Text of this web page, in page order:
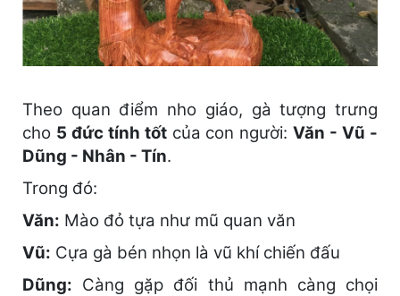
Theo quan điểm nho giáo, gà tượng trưng
cho 5 đức tính tốtcủa con người:Văn - Vũ -
Dũng - Nhân - Tín.
Trong đó:
Văn: Mào đỏ tựa như mũ quan văn
Vũ: Cựa gà bén nhọn là vũ khí chiến đấu
Dũng: Càng gặp đối thủ mạnh càng chọi